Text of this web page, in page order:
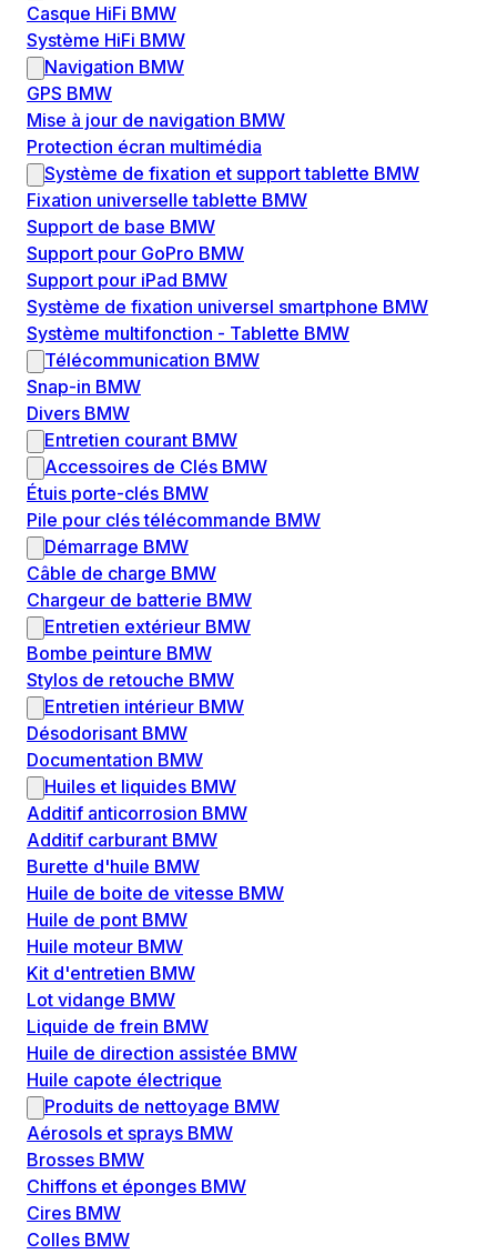
Casque HiFi BMW
Système HiFi BMW
Navigation BMW
GPS BMW
Mise à jour de navigation BMW
Protection écran multimédia
Système de fixation et support tablette BMW
Fixation universelle tablette BMW
Support de base BMW
Support pour GoPro BMW
Support pour iPad BMW
Système de fixation universel smartphone BMW
Système multifonction - Tablette BMW
Télécommunication BMW
Snap-in BMW
Divers BMW
Entretien courant BMW
Accessoires de Clés BMW
Étuis porte-clés BMW
Pile pour clés télécommande BMW
Démarrage BMW
Câble de charge BMW
Chargeur de batterie BMW
Entretien extérieur BMW
Bombe peinture BMW
Stylos de retouche BMW
Entretien intérieur BMW
Désodorisant BMW
Documentation BMW
Huiles et liquides BMW
Additif anticorrosion BMW
Additif carburant BMW
Burette d'huile BMW
Huile de boite de vitesse BMW
Huile de pont BMW
Huile moteur BMW
Kit d'entretien BMW
Lot vidange BMW
Liquide de frein BMW
Huile de direction assistée BMW
Huile capote électrique
Produits de nettoyage BMW
Aérosols et sprays BMW
Brosses BMW
Chiffons et éponges BMW
Cires BMW
Colles BMW